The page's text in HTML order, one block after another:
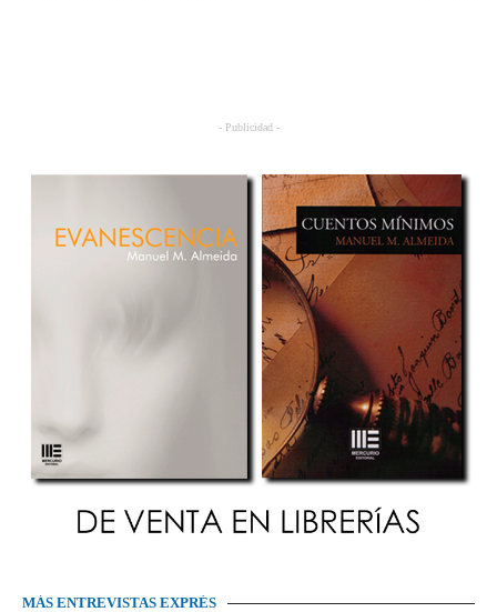
- Publicidad -
MÁS ENTREVISTAS EXPRÉS